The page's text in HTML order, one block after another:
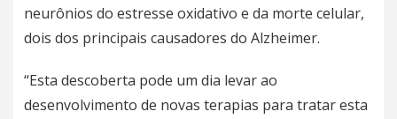
neurônios do estresse oxidativo e da morte celular,
dois dos principais causadores do Alzheimer.
“Esta descoberta pode um dia levar ao
desenvolvimento de novas terapias para tratar esta